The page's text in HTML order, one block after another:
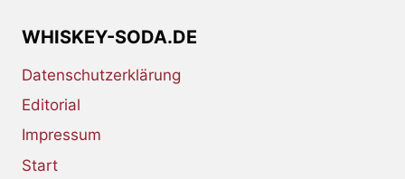
WHISKEY-SODA.DE
Datenschutzerklärung
Editorial
Impressum
Start